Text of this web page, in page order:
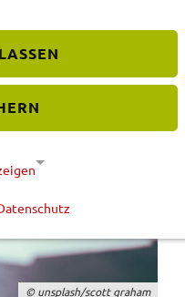
© unsplash/scott graham
reibungslose